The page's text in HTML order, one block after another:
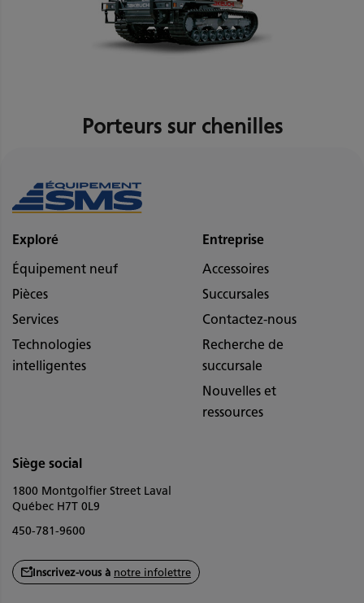
Porteurs sur chenilles
Exploré
Équipement neuf
Pièces
Services
Technologies
intelligentes
Entreprise
Accessoires
Succursales
Contactez-nous
Recherche de
succursale
Nouvelles et
ressources
Siège social
1800 Montgolfier Street Laval
Québec H7T 0L9
450-781-9600
Inscrivez-vous à notre infolettre